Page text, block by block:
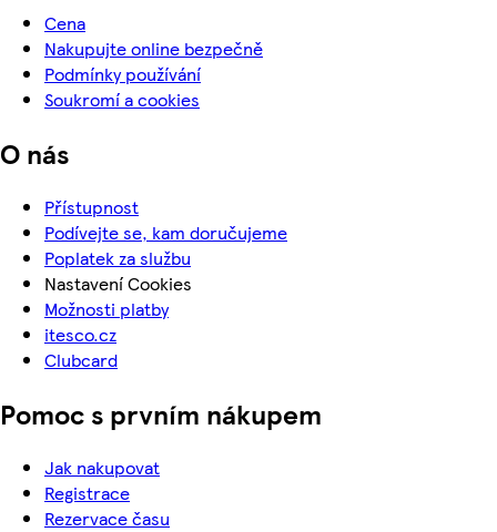
Cena
Nakupujte online bezpečně
Podmínky používání
Soukromí a cookies
O nás
Přístupnost
Podívejte se, kam doručujeme
Poplatek za službu
Nastavení Cookies
Možnosti platby
itesco.cz
Clubcard
Pomoc s prvním nákupem
Jak nakupovat
Registrace
Rezervace času